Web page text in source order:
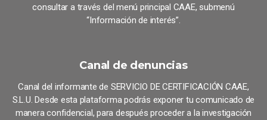
consultar a través del menú principal CAAE, submenú
“Información de interés”.
Canal de denuncias
Canal del informante de SERVICIO DE CERTIFICACIÓN CAAE,
S.L.U. Desde esta plataforma podrás exponer tu comunicado de
manera confidencial, para después proceder a la investigación